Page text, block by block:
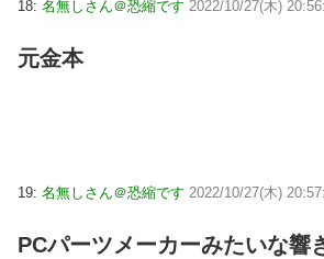
18: 名無しさん＠恐縮です 2022/10/27(木)
元金本
19: 名無しさん＠恐縮です 2022/10/27(木)
PCパーツメーカーみたいな響